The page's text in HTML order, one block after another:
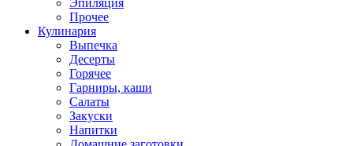
Эпиляция
Прочее
Кулинария
Выпечка
Десерты
Горячее
Гарниры, каши
Салаты
Закуски
Напитки